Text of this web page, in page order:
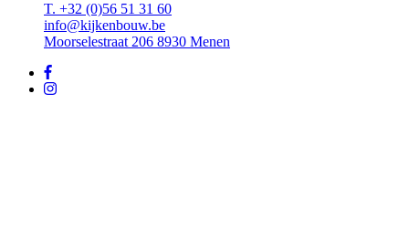
T. +32 (0)56 51 31 60
info@kijkenbouw.be
Moorselestraat 206 8930 Menen